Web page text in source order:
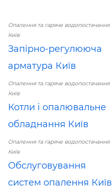
Опалення та гаряче водопостачання
Київ
Запірно-регулююча
арматура Київ
Опалення та гаряче водопостачання
Київ
Котли і опалювальне
обладнання Київ
Опалення та гаряче водопостачання
Київ
Обслуговування
систем опалення Київ